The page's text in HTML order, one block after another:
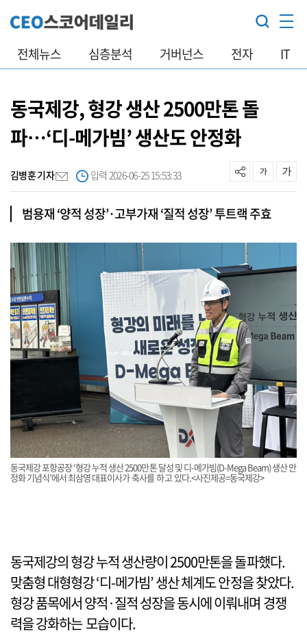
전체뉴스 심층분석 거버넌스 전자 IT
동국제강, 형강 생산 2500만톤 돌
파…‘디-메가빔’ 생산도 안정화
김병훈 기자 입력 2026-06-25 15:53:33
범용재 ‘양적 성장’·고부가재 ‘질적 성장’ 투트랙 주효
동국제강 포항공장 ‘형강 누적 생산 2500만톤 달성 및 디-메가빔(D-Mega Beam) 생산 안
정화 기념식’에서 최삼영 대표이사가 축사를 하고 있다.<사진제공=동국제강>
동국제강의 형강 누적 생산량이 2500만톤을 돌파했다.
맞춤형 대형형강 ‘디-메가빔’ 생산 체계도 안정을 찾았다.
형강 품목에서 양적·질적 성장을 동시에 이뤄내며 경쟁
력을 강화하는 모습이다.